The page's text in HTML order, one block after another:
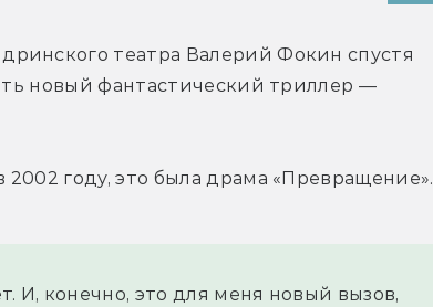
театра Валерий Фокин спустя
новый фантастический триллер —
году, это была драма «Превращение».
И, конечно, это для меня новый вызов,